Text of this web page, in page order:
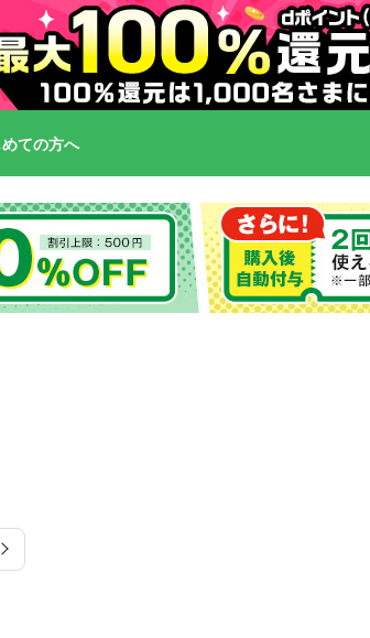
ての方へ